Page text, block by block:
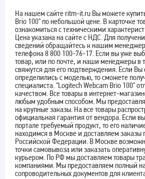
На нашем сайте ritm-it.ru Вы можете
Brio 100" по небольшой цене. В карточке
ознакомиться с техническими
Цена указана на сайте с НДС. Для
сведений обращайтесь к нашим
телефона 8 800 100-76-17. Если вы уже
товар, или по почте, и наши менеджеры в
свяжутся для его подтверждения. Если
определились с моделью, то сможете
специалиста. "Logitech Webcam Brio 100"
качеством. Все товары в интернет-
любым удобным способом. Мы
на крупные заказы. На все товары
официальная гарантия от вендора. Если
портале требуемый продукт, то его
находимся в Москве и доставляем заказы
Российской Федерации. В Москве
точки самовывоза или заказать
курьером. По РФ мы доставляем товары
компаниями. Мы предоставляем полный
сопроводительных документов для